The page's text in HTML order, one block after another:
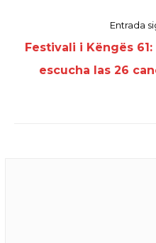
Entrada
Festivali i Këngës
escucha las 26